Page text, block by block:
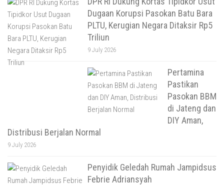
Dugaan Korupsi Pasokan Batu Bara
PLTU, Kerugian Negara Ditaksir Rp5
Triliun
9 July 2026
Pertamina
Pastikan
Pasokan BBM
di Jateng dan
DIY Aman,
Distribusi Berjalan Normal
9 July 2026
Penyidik Geledah Rumah Jampidsus
Febrie Adriansyah